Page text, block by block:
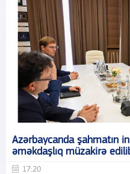
Azərbaycanda şahmatın
əməkdaşlıq müzakirə
17:20